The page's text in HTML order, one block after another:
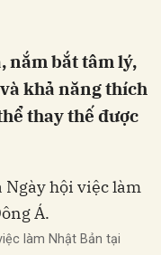
nắm bắt tâm lý,
khả năng thích
thay thế được
làm Nhật Bản tại
Gửi